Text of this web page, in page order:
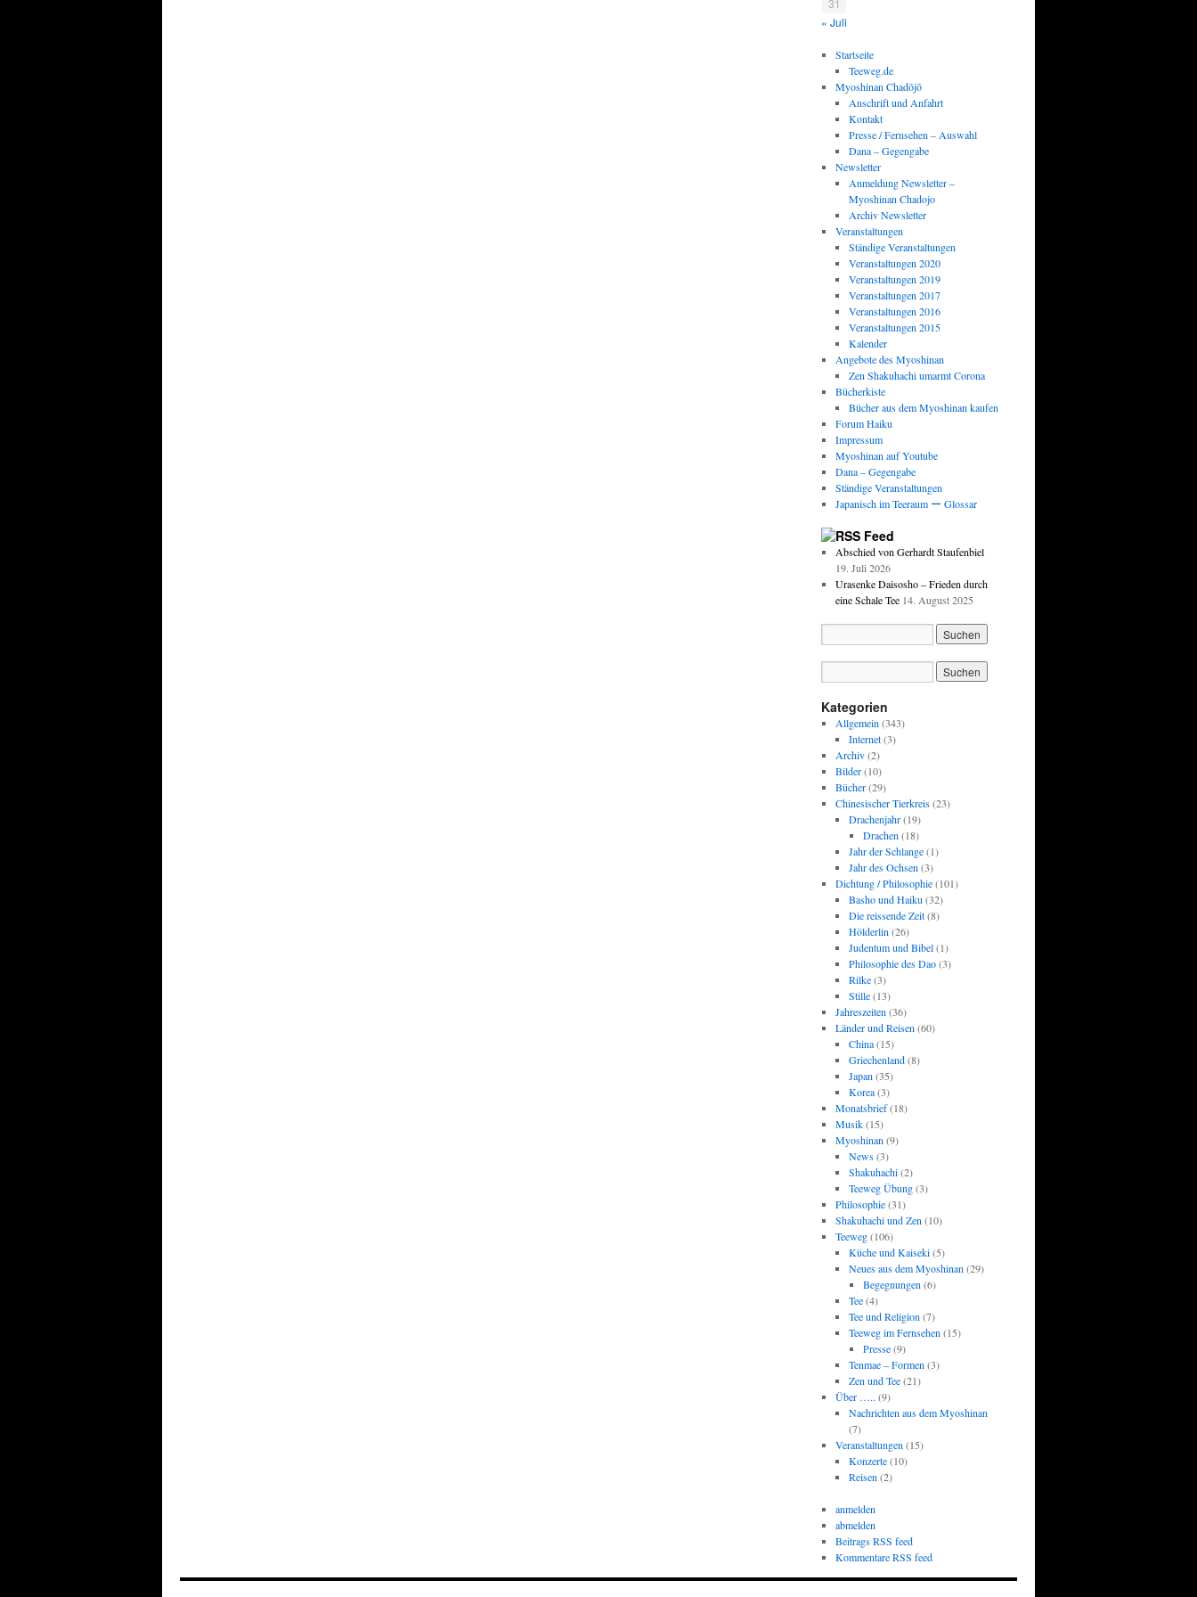
31
« Juli
Startseite
Teeweg.de
Myoshinan Chadōjō
Anschrift und Anfahrt
Kontakt
Presse / Fernsehen – Auswahl
Dana – Gegengabe
Newsletter
Anmeldung Newsletter –
Myoshinan Chadojo
Archiv Newsletter
Veranstaltungen
Ständige Veranstaltungen
Veranstaltungen 2020
Veranstaltungen 2019
Veranstaltungen 2017
Veranstaltungen 2016
Veranstaltungen 2015
Kalender
Angebote des Myoshinan
Zen Shakuhachi umarmt Corona
Bücherkiste
Bücher aus dem Myoshinan kaufen
Forum Haiku
Impressum
Myoshinan auf Youtube
Dana – Gegengabe
Ständige Veranstaltungen
Japanisch im Teeraum ー Glossar
Feed
Abschied von Gerhardt Staufenbiel
19. Juli 2026
Urasenke Daisosho – Frieden durch
eine Schale Tee 14. August 2025
Kategorien
Allgemein (343)
Internet(3)
Archiv(2)
Bilder(10)
Bücher(29)
Chinesischer Tierkreis(23)
Drachenjahr(19)
Drachen (18)
Jahr der Schlange(1)
Jahr des Ochsen (3)
Dichtung / Philosophie(101)
Basho und Haiku (32)
Die reissende Zeit(8)
Hölderlin (26)
Judentum und Bibel(1)
Philosophie des Dao(3)
Rilke(3)
Stille(13)
Jahreszeiten (36)
Länder und Reisen (60)
China(15)
Griechenland(8)
Japan (35)
Korea(3)
Monatsbrief(18)
Musik(15)
Myoshinan (9)
News(3)
Shakuhachi(2)
Teeweg Übung(3)
Philosophie(31)
Shakuhachi und Zen (10)
Teeweg(106)
Küche und Kaiseki(5)
Neues aus dem Myoshinan (29)
Begegnungen (6)
Tee(4)
Tee und Religion (7)
Teeweg im Fernsehen (15)
Presse(9)
Tenmae – Formen (3)
Zen und Tee(21)
Über ….. (9)
Nachrichten aus dem Myoshinan
(7)
Veranstaltungen (15)
Konzerte(10)
Reisen (2)
anmelden
abmelden
Beitrags RSS feed
Kommentare RSS feed